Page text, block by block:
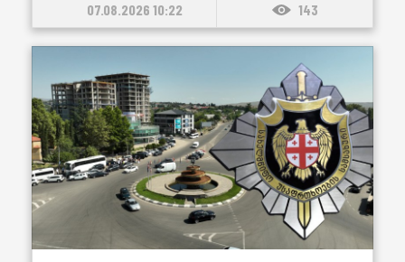
07.08.2026 10:22 143